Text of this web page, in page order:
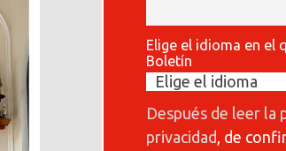
Elige el idioma en el
Boletín
Después de leer la
privacidad, de